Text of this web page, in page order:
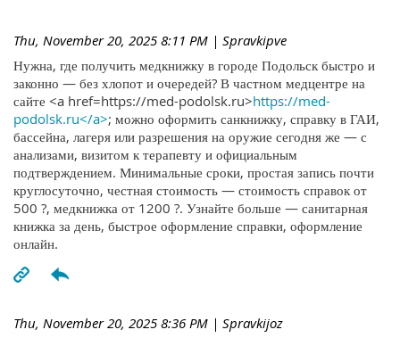
Thu, November 20, 2025 8:11 PM | Spravkipve
Нужна, где получить медкнижку в городе Подольск быстро и
законно — без хлопот и очередей? В частном медцентре на
сайте <a href=https://med-podolsk.ru>https://med-
podolsk.ru</a>; можно оформить санкнижку, справку в ГАИ,
бассейна, лагеря или разрешения на оружие сегодня же — с
анализами, визитом к терапевту и официальным
подтверждением. Минимальные сроки, простая запись почти
круглосуточно, честная стоимость — стоимость справок от
500 ?, медкнижка от 1200 ?. Узнайте больше — санитарная
книжка за день, быстрое оформление справки, оформление
онлайн.
Thu, November 20, 2025 8:36 PM | Spravkijoz